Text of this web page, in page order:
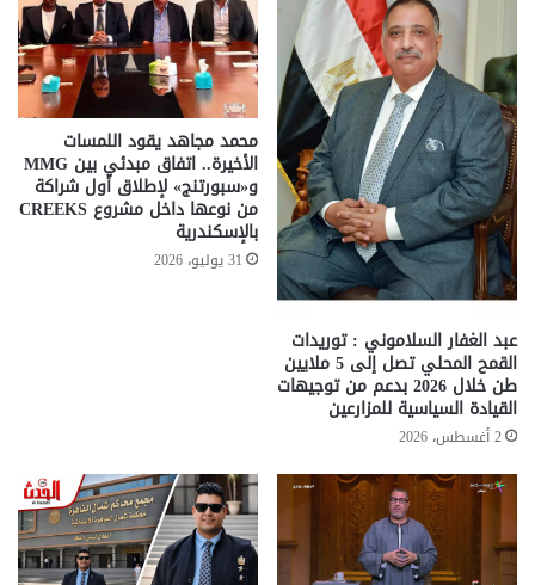
عبد الغفار السلاموني : توريدات
القمح المحلي تصل إلى 5 ملايين
طن خلال 2026 بدعم من توجيهات
القيادة السياسية للمزارعين
2 أغسطس، 2026
محمد مجاهد يقود اللمسات
الأخيرة.. اتفاق مبدئي بين MMG
و«سبورتنج» لإطلاق أول شراكة
من نوعها داخل مشروع CREEKS
بالإسكندرية
31 يوليو، 2026